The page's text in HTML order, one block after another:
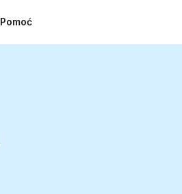
Pomoć